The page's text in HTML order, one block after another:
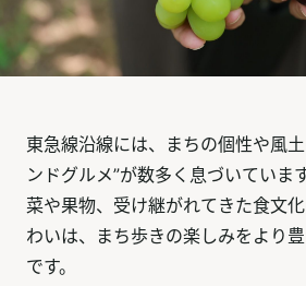
東急線沿線には、まちの個性や風
ンドグルメ”が数多く息づいていま
菜や果物、受け継がれてきた食文
わいは、まち歩きの楽しみをより
です。